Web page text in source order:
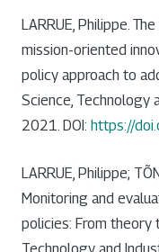
LARRUE, Philippe.
mission-oriented
policy approach to
Science, Technology
2021. DOI: https://
LARRUE, Philippe;
Monitoring and
policies: From theory